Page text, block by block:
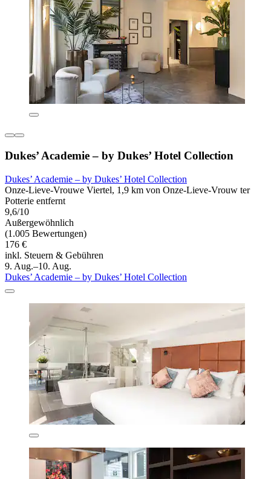
Dukes’ Academie – by Dukes’ Hotel Collection
Dukes’ Academie – by Dukes’ Hotel Collection
Onze-Lieve-Vrouwe Viertel, 1,9 km von Onze-Lieve-Vrouw ter
Potterie entfernt
9,6/10
Außergewöhnlich
(1.005 Bewertungen)
176 €
inkl. Steuern & Gebühren
9. Aug.–10. Aug.
Dukes’ Academie – by Dukes’ Hotel Collection